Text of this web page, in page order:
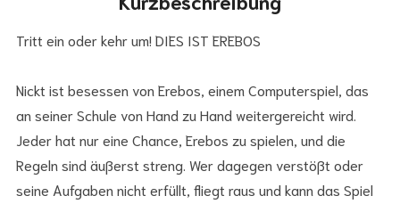
Tritt ein oder kehr um! DIES IST EREBOS
Nickt ist besessen von Erebos, einem Computerspiel, das
an seiner Schule von Hand zu Hand weitergereicht wird.
Jeder hat nur eine Chance, Erebos zu spielen, und die
Regeln sind äußerst streng. Wer dagegen verstößt oder
seine Aufgaben nicht erfüllt, fliegt raus und kann das Spiel